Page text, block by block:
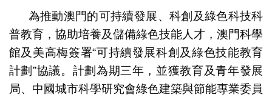
為推動澳門的可持續發展、科創及綠色科技科
普教育，協助培養及儲備綠色技能人才，澳門科學
館及美高梅簽署“可持續發展科創及綠色技能教育
計劃”協議。計劃為期三年，並獲教育及青年發展
局、中國城市科學研究會綠色建築與節能專業委員